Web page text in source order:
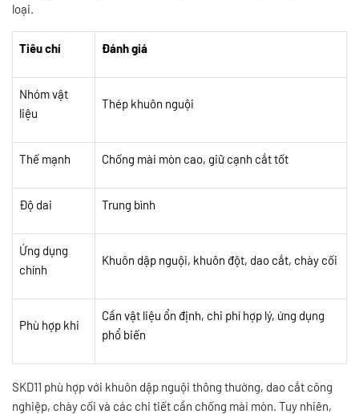
loại.
Tiêu chí Đánh giá
Nhóm vật
liệu
Thép khuôn nguội
Thế mạnh Chống mài mòn cao, giữ cạnh cắt tốt
Độ dai Trung bình
Ứng dụng
chính
Khuôn dập nguội, khuôn đột, dao cắt, chày cối
Phù hợp khi
Cần vật liệu ổn định, chi phí hợp lý, ứng dụng
phổ biến
SKD11 phù hợp với khuôn dập nguội thông thường, dao cắt công
nghiệp, chày cối và các chi tiết cần chống mài mòn. Tuy nhiên,